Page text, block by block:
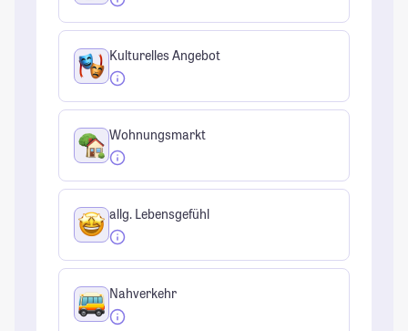
Kulturelles Angebot
Wohnungsmarkt
allg. Lebensgefühl
Nahverkehr